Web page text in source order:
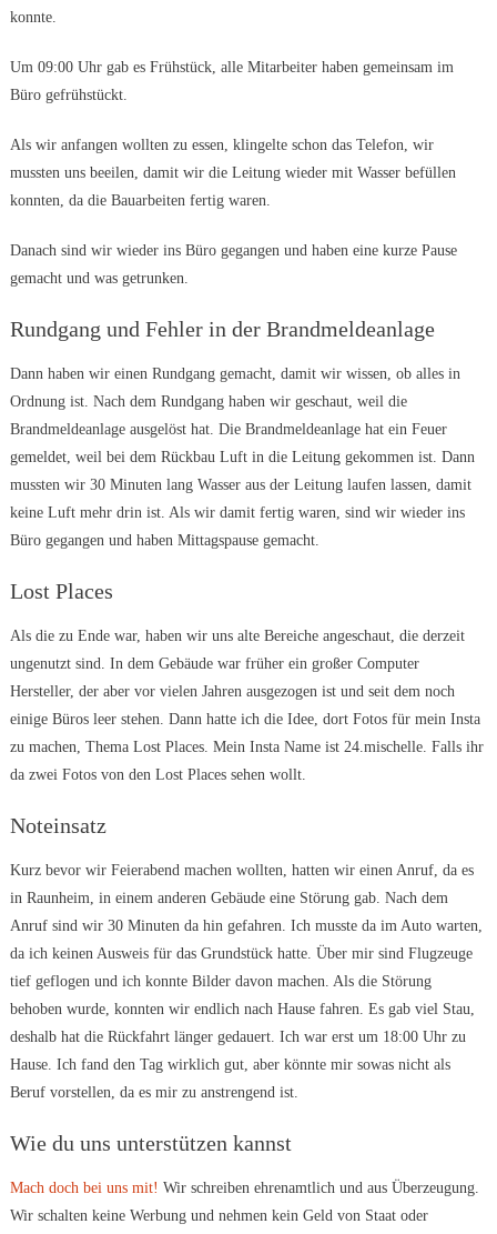
konnte.
Um 09:00 Uhr gab es Frühstück, alle Mitarbeiter haben gemeinsam im
Büro gefrühstückt.
Als wir anfangen wollten zu essen, klingelte schon das Telefon, wir
mussten uns beeilen, damit wir die Leitung wieder mit Wasser befüllen
konnten, da die Bauarbeiten fertig waren.
Danach sind wir wieder ins Büro gegangen und haben eine kurze Pause
gemacht und was getrunken.
Rundgang und Fehler in der Brandmeldeanlage
Dann haben wir einen Rundgang gemacht, damit wir wissen, ob alles in
Ordnung ist. Nach dem Rundgang haben wir geschaut, weil die
Brandmeldeanlage ausgelöst hat. Die Brandmeldeanlage hat ein Feuer
gemeldet, weil bei dem Rückbau Luft in die Leitung gekommen ist. Dann
mussten wir 30 Minuten lang Wasser aus der Leitung laufen lassen, damit
keine Luft mehr drin ist. Als wir damit fertig waren, sind wir wieder ins
Büro gegangen und haben Mittagspause gemacht.
Lost Places
Als die zu Ende war, haben wir uns alte Bereiche angeschaut, die derzeit
ungenutzt sind. In dem Gebäude war früher ein großer Computer
Hersteller, der aber vor vielen Jahren ausgezogen ist und seit dem noch
einige Büros leer stehen. Dann hatte ich die Idee, dort Fotos für mein Insta
zu machen, Thema Lost Places. Mein Insta Name ist 24.mischelle. Falls ihr
da zwei Fotos von den Lost Places sehen wollt.
Noteinsatz
Kurz bevor wir Feierabend machen wollten, hatten wir einen Anruf, da es
in Raunheim, in einem anderen Gebäude eine Störung gab. Nach dem
Anruf sind wir 30 Minuten da hin gefahren. Ich musste da im Auto warten,
da ich keinen Ausweis für das Grundstück hatte. Über mir sind Flugzeuge
tief geflogen und ich konnte Bilder davon machen. Als die Störung
behoben wurde, konnten wir endlich nach Hause fahren. Es gab viel Stau,
deshalb hat die Rückfahrt länger gedauert. Ich war erst um 18:00 Uhr zu
Hause. Ich fand den Tag wirklich gut, aber könnte mir sowas nicht als
Beruf vorstellen, da es mir zu anstrengend ist.
Wie du uns unterstützen kannst
Mach doch bei uns mit! Wir schreiben ehrenamtlich und aus Überzeugung.
Wir schalten keine Werbung und nehmen kein Geld von Staat oder